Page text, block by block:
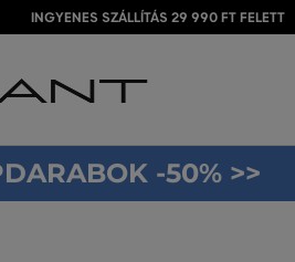
INGYENES SZÁLLÍTÁS 29 990 FT FELETT
-50% >>